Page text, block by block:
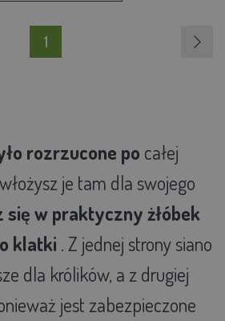
1
rozrzucone po całej
je tam dla swojego
się w praktyczny żłóbek
klatki . Z jednej strony siano
dla królików, a z drugiej
jest zabezpieczone